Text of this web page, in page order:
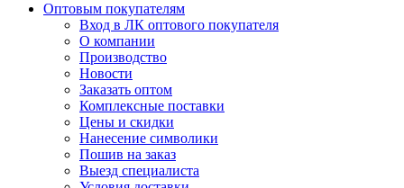
Оптовым покупателям
Вход в ЛК оптового покупателя
О компании
Производство
Новости
Заказать оптом
Комплексные поставки
Цены и скидки
Нанесение символики
Пошив на заказ
Выезд специалиста